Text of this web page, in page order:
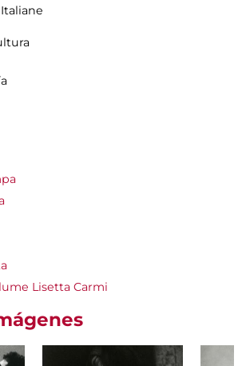
Lisetta Carmi